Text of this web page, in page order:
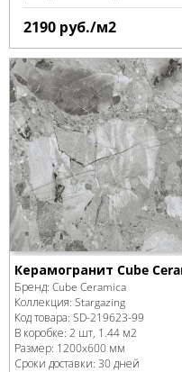
2190 руб./м2
Керамогранит Cube
Бренд: Cube Ceramica
Коллекция: Stargazing
Код товара: SD-219623-99
В коробке: 2 шт, 1.44 м2
Размер: 1200x600 мм
Сроки доставки: 30 дней